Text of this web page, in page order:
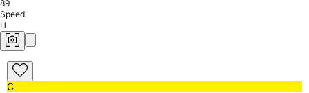
89
Speed
H
C